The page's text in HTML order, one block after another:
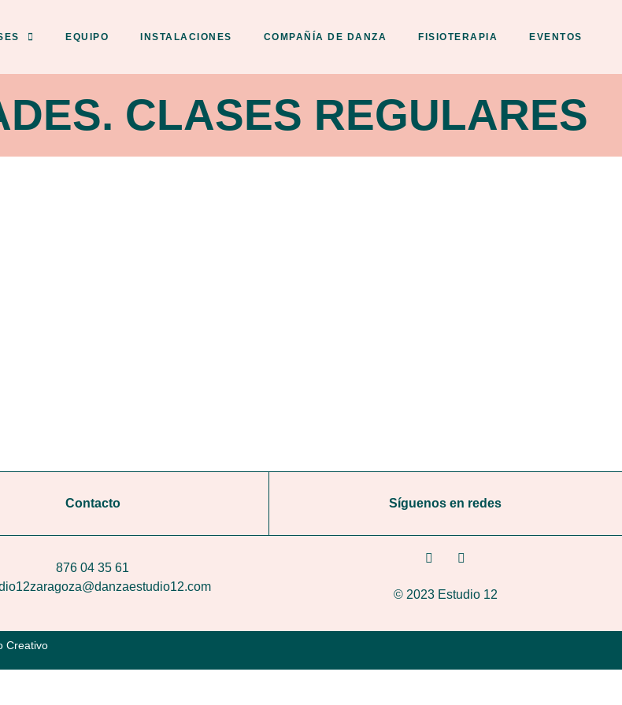
EQUIPO INSTALACIONES COMPAÑÍA DE DANZA FISIOTERAPIA EVENTOS
CLASES REGULARES
Contacto
876 04 35 61
Síguenos en redes
© 2023 Estudio 12
Creativo